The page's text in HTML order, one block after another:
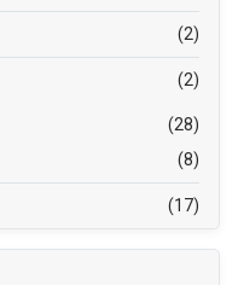
(2)
(2)
(28)
(8)
(17)